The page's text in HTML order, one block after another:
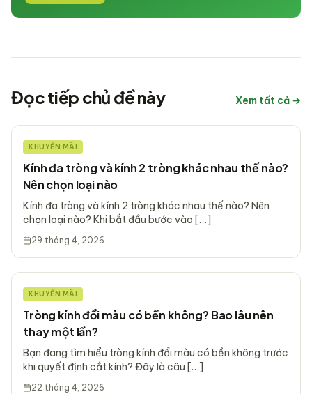
Đọc tiếp chủ đề này Xem tất cả →
KHUYẾN MÃI
Kính đa tròng và kính 2 tròng khác nhau thế nào?
Nên chọn loại nào
Kính đa tròng và kính 2 tròng khác nhau thế nào? Nên
chọn loại nào? Khi bắt đầu bước vào […]
29 tháng 4, 2026
KHUYẾN MÃI
Tròng kính đổi màu có bền không? Bao lâu nên
thay một lần?
Bạn đang tìm hiểu tròng kính đổi màu có bền không trước
khi quyết định cắt kính? Đây là câu […]
22 tháng 4, 2026